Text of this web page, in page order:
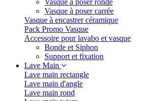
Vasque à poser ronde
Vasque à poser carrée
Vasque à encastrer céramique
Pack Promo Vasque
Accessoire pour lavabo et vasque
Bonde et Siphon
Support et fixation
Lave Main
Lave main rectangle
Lave main d'angle
Lave main rond